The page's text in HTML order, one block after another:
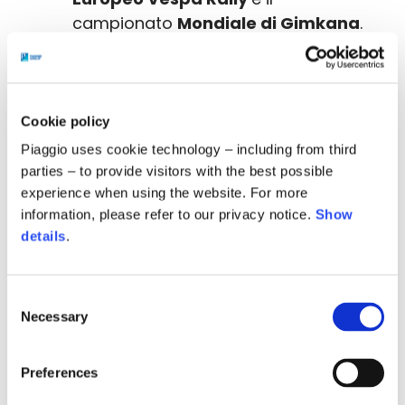
Cookie policy
Piaggio uses cookie technology – including from third
parties – to provide visitors with the best possible
experience when using the website. For more
information, please refer to our privacy notice. Show
details.
Selection
Necessary
Preferences
campionato Mondiale di Gimkana.
alterneranno live performance e il
LaGrande Parata , l’evento più
atteso, si terrà SABATO 27: in
mattinata migliaia di Vespa di ogni
epoca e modello, sfileranno per le
momento spettacolare come mai si
Tesoro
al Village e le premiazioni del
dei campionati